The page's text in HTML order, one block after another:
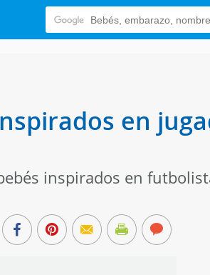
en
inspirados en